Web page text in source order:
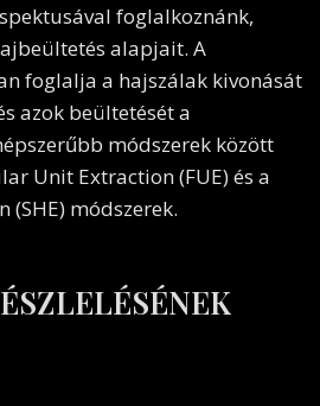
foglalkoznánk,
alapjait. A
foglalja a hajszálak kivonását
azok beültetését a
módszerek között
Unit Extraction (FUE) és a
(SHE) módszerek.